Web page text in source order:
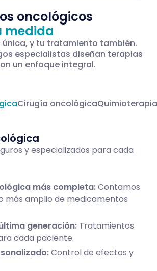
oncológicos
medida
única, y tu tratamiento también.
especialistas diseñan terapias
un enfoque integral.
Cirugía oncológicaQuimioterapia
y especializados para cada
más completa:Contamos
más amplio de medicamentos
generación: Tratamientos
cada paciente.
Control de efectos y